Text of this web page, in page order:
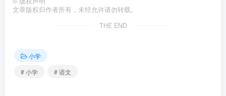
文章版权归作者所有，未经允许请勿转载。
THE END
小学
# 小学
# 语文